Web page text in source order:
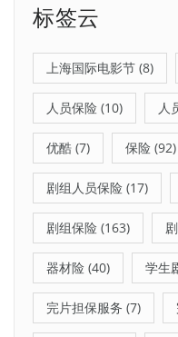
标签云
上海国际电影节 (8)
人员保险 (10) 人
优酷 (7) 保险 (92)
剧组人员保险 (17)
剧组保险 (163)
器材险 (40) 学生
完片担保服务 (7)